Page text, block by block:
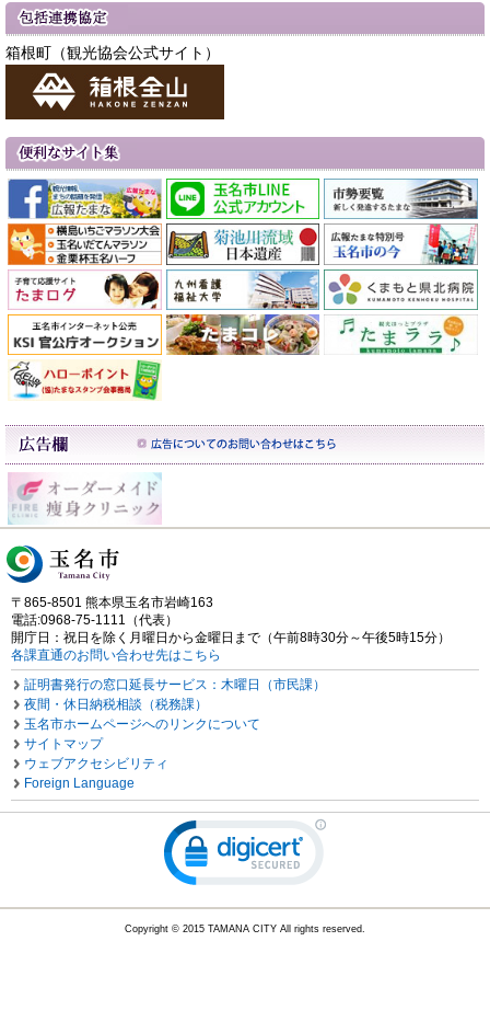
箱根町（観光協会公式サイト）
〒865-8501 熊本県玉名市岩崎163
電話:0968-75-1111（代表）
開庁日：祝日を除く月曜日から金曜日まで（午前8時30分～午後5時15分）
各課直通のお問い合わせ先はこちら
証明書発行の窓口延長サービス：木曜日（市民課）
夜間・休日納税相談（税務課）
玉名市ホームページへのリンクについて
サイトマップ
ウェブアクセシビリティ
Foreign Language
Copyright © 2015 TAMANA CITY All rights reserved.